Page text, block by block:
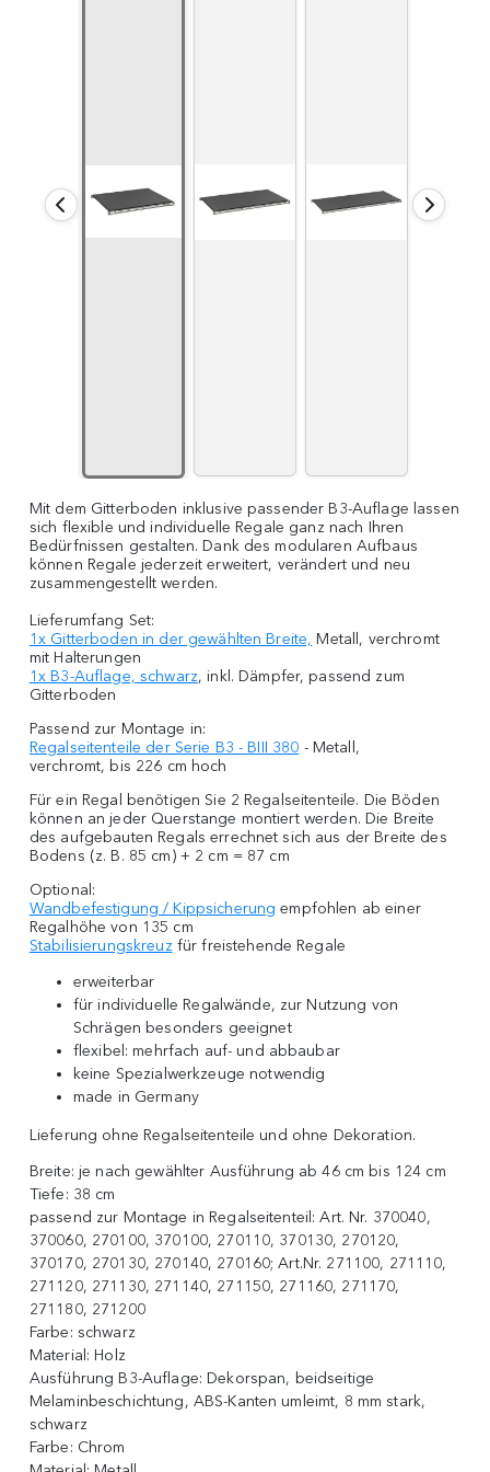
Mit dem Gitterboden inklusive passender B3-Auflage lassen
sich flexible und individuelle Regale ganz nach Ihren
Bedürfnissen gestalten. Dank des modularen Aufbaus
können Regale jederzeit erweitert, verändert und neu
zusammengestellt werden.
Lieferumfang Set:
1x Gitterboden in der gewählten Breite, Metall, verchromt
mit Halterungen
1x B3-Auflage, schwarz, inkl. Dämpfer, passend zum
Gitterboden
Passend zur Montage in:
Regalseitenteile der Serie B3 - BIII 380 - Metall,
verchromt, bis 226 cm hoch
Für ein Regal benötigen Sie 2 Regalseitenteile. Die Böden
können an jeder Querstange montiert werden. Die Breite
des aufgebauten Regals errechnet sich aus der Breite des
Bodens (z. B. 85 cm) + 2 cm = 87 cm
Optional:
Wandbefestigung / Kippsicherung empfohlen ab einer
Regalhöhe von 135 cm
Stabilisierungskreuzfür freistehende Regale
erweiterbar
für individuelle Regalwände, zur Nutzung von
Schrägen besonders geeignet
flexibel: mehrfach auf- und abbaubar
keine Spezialwerkzeuge notwendig
made in Germany
Lieferung ohne Regalseitenteile und ohne Dekoration.
Breite: je nach gewählter Ausführung ab 46 cm bis 124 cm
Tiefe: 38 cm
passend zur Montage in Regalseitenteil:Art. Nr. 370040,
370060, 270100, 370100, 270110, 370130, 270120,
370170, 270130, 270140, 270160; Art.Nr. 271100, 271110,
271120, 271130, 271140, 271150, 271160, 271170,
271180, 271200
Farbe: schwarz
Material: Holz
Ausführung B3-Auflage: Dekorspan, beidseitige
Melaminbeschichtung, ABS-Kanten umleimt, 8 mm stark,
schwarz
Farbe: Chrom